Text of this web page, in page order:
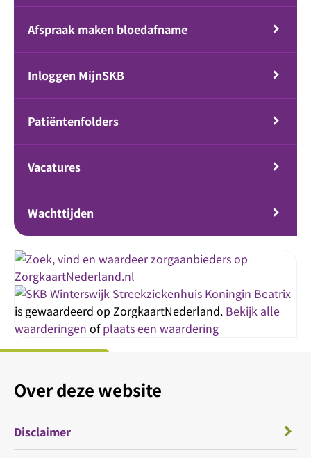
Afspraak maken bloedafname
Inloggen MijnSKB
Patiëntenfolders
Vacatures
Wachttijden
Streekziekenhuis Koningin Beatrix
is gewaardeerd op ZorgkaartNederland. Bekijk alle
waarderingen ofplaats een waardering
Over deze website
Disclaimer